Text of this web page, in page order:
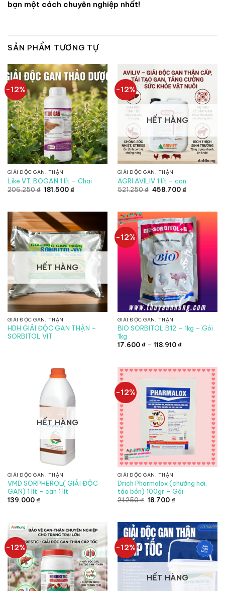
bạn một cách chuyên nghiệp nhất!
SẢN PHẨM TƯƠNG TỰ
-12%
GIẢI ĐỘC GAN, THẬN
Like VT. BOGAN 1 lít – Chai
206.250₫ Giá
181.500₫Giá
181.500 ₫.
-12%
HẾT HÀNG
GIẢI ĐỘC GAN, THẬN
AGRI AVILIV 1 lít – can
521.250₫ Giá
458.700₫Giá
458.700 ₫.
HẾT HÀNG
GIẢI ĐỘC GAN, THẬN
HDH GIẢI ĐỘC GAN THẬN –
SORBITOL VIT
-12%
GIẢI ĐỘC GAN, THẬN
BIO SORBITOL B12 – 1kg – Gói
1kg
17.600₫ – 118.910₫Khoảng
đến
118.910 ₫
HẾT HÀNG
GIẢI ĐỘC GAN, THẬN
VMD SORPHEROL( GIẢI ĐỘC
GAN) 1 lít – can 1 lít
139.000₫
-12%
GIẢI ĐỘC GAN, THẬN
Drich Pharmalox (chướng hơi,
táo bón) 100gr – Gói
21.250₫ Giá
18.700₫Giá
18.700 ₫.
-12% -12%
HẾT HÀNG